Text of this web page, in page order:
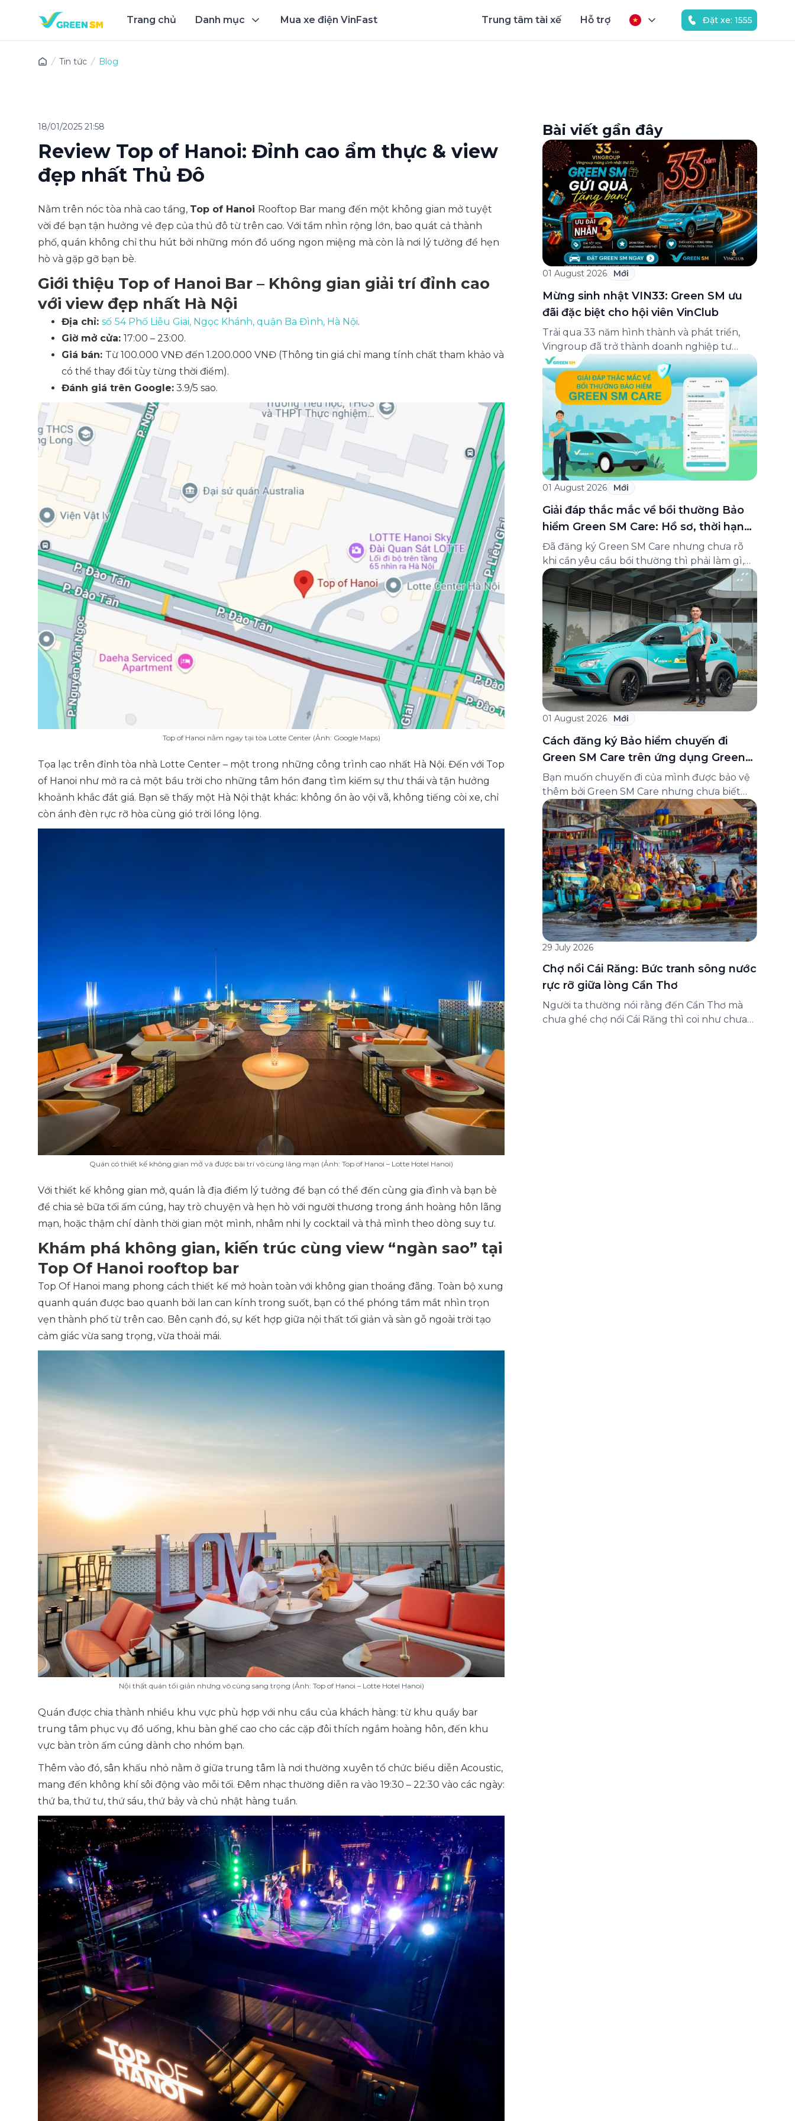
Trang chủ Danh mục Mua xe điện VinFast Trung tâm tài xế Hỗ trợ Đặt xe: 1555
Tin tức Blog
18/01/2025 21:58
Review Top of Hanoi: Đỉnh cao ẩm thực & view
đẹp nhất Thủ Đô
Nằm trên nóc tòa nhà cao tầng, Top of Hanoi Rooftop Bar mang đến một không gian mở tuyệt
vời để bạn tận hưởng vẻ đẹp của thủ đô từ trên cao. Với tầm nhìn rộng lớn, bao quát cả thành
phố, quán không chỉ thu hút bởi những món đồ uống ngon miệng mà còn là nơi lý tưởng để hẹn
hò và gặp gỡ bạn bè.
Giới thiệu Top of Hanoi Bar – Không gian giải trí đỉnh cao
với view đẹp nhất Hà Nội
Địa chỉ: số 54 Phố Liễu Giai, Ngọc Khánh, quận Ba Đình, Hà Nội.
Giờ mở cửa: 17:00 – 23:00.
Giá bán: Từ 100.000 VNĐ đến 1.200.000 VNĐ (Thông tin giá chỉ mang tính chất tham khảo và
có thể thay đổi tùy từng thời điểm).
Đánh giá trên Google: 3.9/5 sao.
Top of Hanoi nằm ngay tại tòa Lotte Center (Ảnh: Google Maps)
Tọa lạc trên đỉnh tòa nhà Lotte Center – một trong những công trình cao nhất Hà Nội. Đến với Top
of Hanoi như mở ra cả một bầu trời cho những tâm hồn đang tìm kiếm sự thư thái và tận hưởng
khoảnh khắc đắt giá. Bạn sẽ thấy một Hà Nội thật khác: không ồn ào vội vã, không tiếng còi xe, chỉ
còn ánh đèn rực rỡ hòa cùng gió trời lồng lộng.
Quán có thiết kế không gian mở và được bài trí vô cùng lãng mạn (Ảnh: Top of Hanoi – Lotte Hotel Hanoi)
Với thiết kế không gian mở, quán là địa điểm lý tưởng để bạn có thể đến cùng gia đình và bạn bè
để chia sẻ bữa tối ấm cúng, hay trò chuyện và hẹn hò với người thương trong ánh hoàng hôn lãng
mạn, hoặc thậm chí dành thời gian một mình, nhâm nhi ly cocktail và thả mình theo dòng suy tư.
Khám phá không gian, kiến trúc cùng view “ngàn sao” tại
Top Of Hanoi rooftop bar
Top Of Hanoi mang phong cách thiết kế mở hoàn toàn với không gian thoáng đãng. Toàn bộ xung
quanh quán được bao quanh bởi lan can kính trong suốt, bạn có thể phóng tầm mắt nhìn trọn
vẹn thành phố từ trên cao. Bên cạnh đó, sự kết hợp giữa nội thất tối giản và sàn gỗ ngoài trời tạo
cảm giác vừa sang trọng, vừa thoải mái.
Nội thất quán tối giản nhưng vô cùng sang trọng (Ảnh: Top of Hanoi – Lotte Hotel Hanoi)
Quán được chia thành nhiều khu vực phù hợp với nhu cầu của khách hàng: từ khu quầy bar
trung tâm phục vụ đồ uống, khu bàn ghế cao cho các cặp đôi thích ngắm hoàng hôn, đến khu
vực bàn tròn ấm cúng dành cho nhóm bạn.
Thêm vào đó, sân khấu nhỏ nằm ở giữa trung tâm là nơi thường xuyên tổ chức biểu diễn Acoustic,
mang đến không khí sôi động vào mỗi tối. Đêm nhạc thường diễn ra vào 19:30 – 22:30 vào các ngày:
thứ ba, thứ tư, thứ sáu, thứ bảy và chủ nhật hàng tuần.
Bài viết gần đây
01 August 2026 Mới
Mừng sinh nhật VIN33: Green SM ưu
đãi đặc biệt cho hội viên VinClub
Trải qua 33 năm hình thành và phát triển,
Vingroup đã trở thành doanh nghiệp tư
nhân đa ngành lớn nhất Việt Nam, lọt Top 30
doanh nghiệp lớn nhất Đông Nam Á theo
bảng xếp hạng của Tạp chí Fortune (Mỹ).
Nhân kỷ niệm 33 năm thành lập (8/8/1993
đến 8/8/2026), Green SM trân […]
01 August 2026 Mới
Giải đáp thắc mắc về bồi thường Bảo
hiểm Green SM Care: Hồ sơ, thời hạn
và cách liên hệ hỗ trợ
Đã đăng ký Green SM Care nhưng chưa rõ
khi cần yêu cầu bồi thường thì phải làm gì,
hồ sơ ra sao, hay giấy chứng nhận bảo hiểm
tìm ở đâu? Bài viết này tổng hợp đầy đủ các
câu hỏi thường gặp nhất về quy trình bồi
thường và hỗ trợ của Green […]
01 August 2026 Mới
Cách đăng ký Bảo hiểm chuyến đi
Green SM Care trên ứng dụng Green
SM
Bạn muốn chuyến đi của mình được bảo vệ
thêm bởi Green SM Care nhưng chưa biết
đăng ký ở đâu? Bài viết dưới đây sẽ hướng
dẫn chi tiết cách tham gia (và hủy tham gia)
gói bảo hiểm này ngay trên ứng dụng Green
SM, cùng những lưu ý quan trọng trước khi
[…]
29 July 2026
Chợ nổi Cái Răng: Bức tranh sông nước
rực rỡ giữa lòng Cần Thơ
Người ta thường nói rằng đến Cần Thơ mà
chưa ghé chợ nổi Cái Răng thì coi như chưa